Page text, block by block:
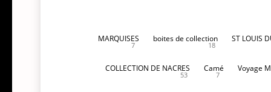
MARQUISES
7
boites de collection
18
ST LOUIS
COLLECTION DE NACRES
53
Camé
7
Voyage